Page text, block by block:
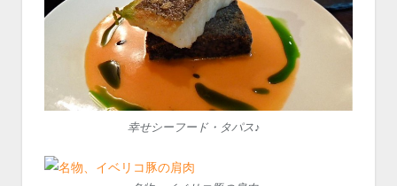
幸せシーフード・タパス♪